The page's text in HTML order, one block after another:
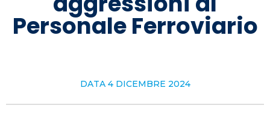
Personale Ferroviario
DATA 4 DICEMBRE 2024